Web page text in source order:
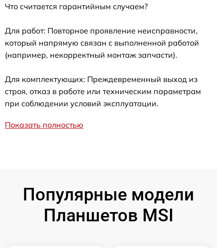
Что считается гарантийным случаем?
Для работ: Повторное проявление неисправности,
который напрямую связан с выполненной работой
(например, некорректный монтаж запчасти).
Для комплектующих: Преждевременный выход из
строя, отказ в работе или техническим параметрам
при соблюдении условий эксплуатации.
Показать полностью
Популярные модели
Планшетов MSI